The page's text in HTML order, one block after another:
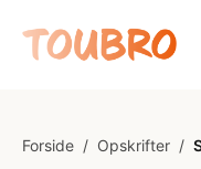
Forside / Opskrifter /